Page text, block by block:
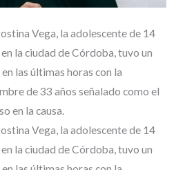
Vega, la adolescente de 14
la ciudad de Córdoba, tuvo un
las últimas horas con la
de 33 años señalado como el
en la causa.
Vega, la adolescente de 14
la ciudad de Córdoba, tuvo un